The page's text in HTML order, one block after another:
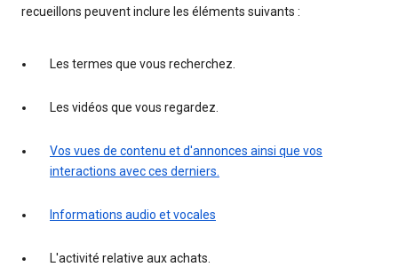
recueillons peuvent inclure les éléments suivants :
Les termes que vous recherchez.
Les vidéos que vous regardez.
Vos vues de contenu et d'annonces ainsi que vos
interactions avec ces derniers.
Informations audio et vocales
L'activité relative aux achats.